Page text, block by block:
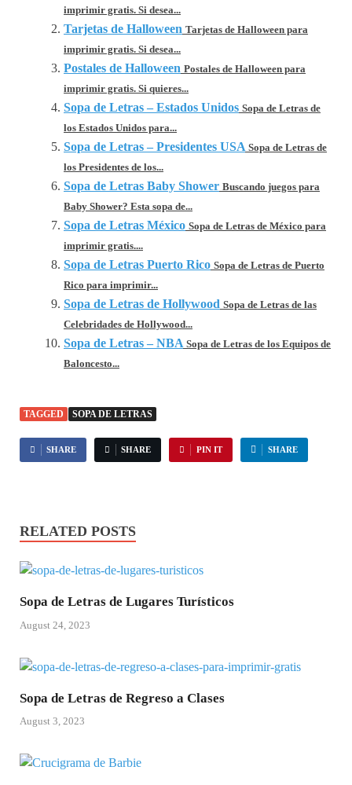
imprimir gratis. Si desea...
Tarjetas de Halloween Tarjetas de Halloween para
imprimir gratis. Si desea...
Postales de Halloween Postales de Halloween para
imprimir gratis. Si quieres...
Sopa de Letras – Estados Unidos Sopa de Letras de
los Estados Unidos para...
Sopa de Letras – Presidentes USA Sopa de Letras de
los Presidentes de los...
Sopa de Letras Baby Shower Buscando juegos para
Baby Shower? Esta sopa de...
Sopa de Letras México Sopa de Letras de México para
imprimir gratis....
Sopa de Letras Puerto Rico Sopa de Letras de Puerto
Rico para imprimir...
Sopa de Letras de Hollywood Sopa de Letras de las
Celebridades de Hollywood...
Sopa de Letras – NBA Sopa de Letras de los Equipos de
Baloncesto...
TAGGED SOPA DE LETRAS
SHARE SHARE PIN IT SHARE
RELATED POSTS
Sopa de Letras de Lugares Turísticos
August 24, 2023
Sopa de Letras de Regreso a Clases
August 3, 2023